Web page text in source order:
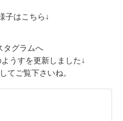
子はこちら↓
タグラムへ
うすを更新しました↓
てご覧下さいね。